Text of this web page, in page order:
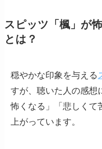
スピッツ「楓」が
とは？
穏やかな印象を与える
すが、聴いた人の感想
怖くなる」「悲しくて
上がっています。